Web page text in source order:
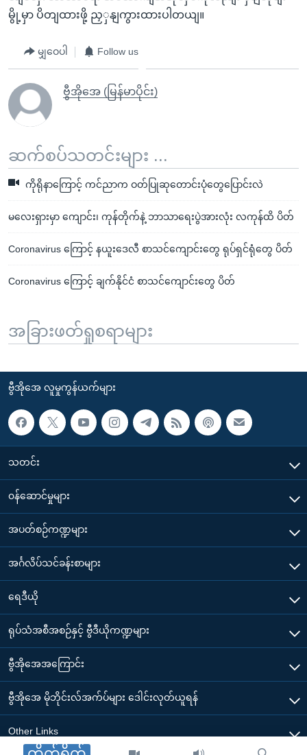
မွို့မှာ ပိတျထားဖို့ ညှှနျကွားထားပါတယျ။
မျှဝေပါ Follow us
ဗွီအိုအေ (မြန်မာပိုင်း)
ဆက်စပ်သတင်းများ ...
ကိုရိုနာကြောင့် ကင်ညာက ဝတ်ပြုဆုတောင်းပုံတွေပြောင်းလဲ
မလေးရှားမှာ ကျောင်း၊ ကုန်တိုက်နဲ့ ဘာသာရေးပွဲအားလုံး လကုန်ထိ ပိတ်
Coronavirus ကြောင့် နယူးဒေလီ စာသင်ကျောင်းတွေ ရုပ်ရှင်ရုံတွေ ပိတ်
Coronavirus ကြောင့် ချက်နိုင်ငံ စာသင်ကျောင်းတွေ ပိတ်
အခြားဖတ်ရှုစရာများ
ဗွီအိုအေ လူမှုကွန်ယက်များ
သတင်း
၀န်ဆောင်မှုများ
အပတ်စဉ်ကဏ္ဍများ
အင်္ဂလိပ်သင်ခန်းစာများ
ရေဒီယို
ရုပ်သံအစီအစဉ်နှင့် ဗွီဒီယိုကဏ္ဍများ
ဗွီအိုအေအကြောင်း
ဗွီအိုအေ မိုဘိုင်းလ်အက်ပ်များ ဒေါင်းလုတ်ယူရန်
Other Links